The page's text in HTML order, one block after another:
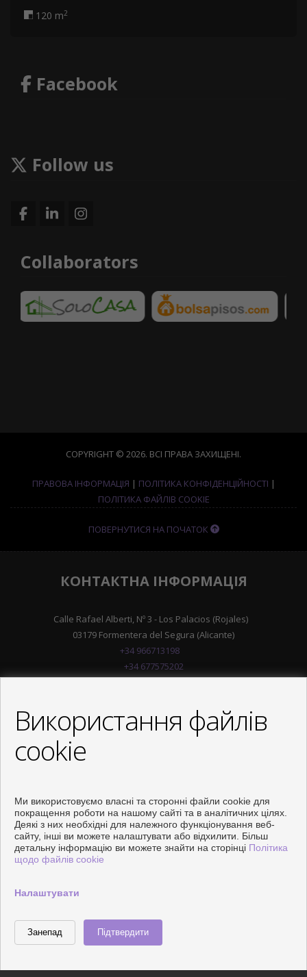
120 m2
Facebook
Follow us
Collaborators
COPYRIGHT © 2026. ВСІ ПРАВА ЗАХИЩЕНІ.
ПРАВОВА ІНФОРМАЦІЯ | ПОЛІТИКА КОНФІДЕНЦІЙНОСТІ |
ПОЛІТИКА ФАЙЛІВ COOKIE
ПОВЕРНУТИСЯ НА ПОЧАТОК
КОНТАКТНА ІНФОРМАЦІЯ
Calle Rafael Alberti, Nº 3 - Los Palacios (Rojales)
03179 Formentera del Segura (Alicante)
+34 966713198
+34 677575202
info@vivendix.es
Від Понеділок до Четвер : 09:00 - 14:00 і 16:00 - 19:00
П'ятниця : 09:00 - 14:00
Використання файлів
cookie
Ми використовуємо власні та сторонні файли cookie для
покращення роботи на нашому сайті та в аналітичних цілях.
Деякі з них необхідні для належного функціонування веб-
сайту, інші ви можете налаштувати або відхилити. Більш
детальну інформацію ви можете знайти на сторінці Політика
щодо файлів cookie
Налаштувати